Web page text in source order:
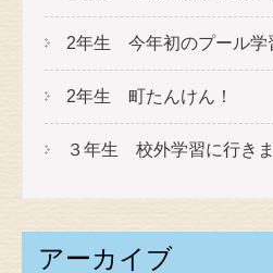
2年生 今年初のプール学
2年生 町たんけん！
３年生 校外学習に行きま
アーカイブ